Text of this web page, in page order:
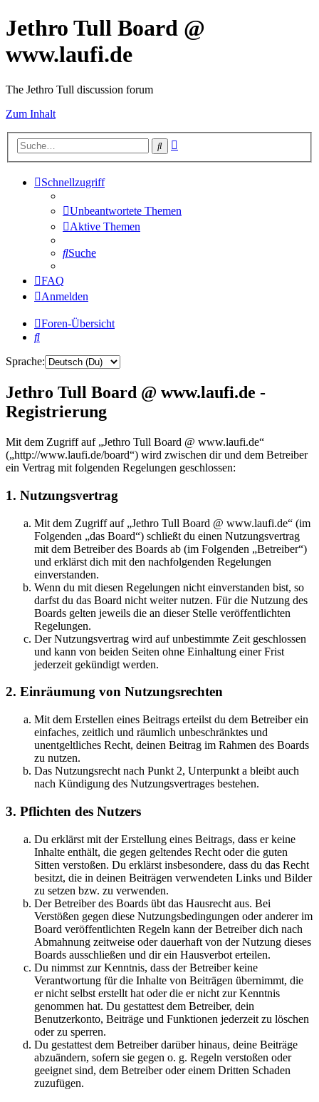
Jethro Tull Board @
www.laufi.de
The Jethro Tull discussion forum
Zum Inhalt
Suche
Schnellzugriff
Unbeantwortete Themen
Aktive Themen
Suche
FAQ
Anmelden
Foren-Übersicht
Suche
Sprache:
Jethro Tull Board @ www.laufi.de -
Registrierung
Mit dem Zugriff auf „Jethro Tull Board @ www.laufi.de“
(„http://www.laufi.de/board“) wird zwischen dir und dem Betreiber
ein Vertrag mit folgenden Regelungen geschlossen:
1. Nutzungsvertrag
Mit dem Zugriff auf „Jethro Tull Board @ www.laufi.de“ (im
Folgenden „das Board“) schließt du einen Nutzungsvertrag
mit dem Betreiber des Boards ab (im Folgenden „Betreiber“)
und erklärst dich mit den nachfolgenden Regelungen
einverstanden.
Wenn du mit diesen Regelungen nicht einverstanden bist, so
darfst du das Board nicht weiter nutzen. Für die Nutzung des
Boards gelten jeweils die an dieser Stelle veröffentlichten
Regelungen.
Der Nutzungsvertrag wird auf unbestimmte Zeit geschlossen
und kann von beiden Seiten ohne Einhaltung einer Frist
jederzeit gekündigt werden.
2. Einräumung von Nutzungsrechten
Mit dem Erstellen eines Beitrags erteilst du dem Betreiber ein
einfaches, zeitlich und räumlich unbeschränktes und
unentgeltliches Recht, deinen Beitrag im Rahmen des Boards
zu nutzen.
Das Nutzungsrecht nach Punkt 2, Unterpunkt a bleibt auch
nach Kündigung des Nutzungsvertrages bestehen.
3. Pflichten des Nutzers
Du erklärst mit der Erstellung eines Beitrags, dass er keine
Inhalte enthält, die gegen geltendes Recht oder die guten
Sitten verstoßen. Du erklärst insbesondere, dass du das Recht
besitzt, die in deinen Beiträgen verwendeten Links und Bilder
zu setzen bzw. zu verwenden.
Der Betreiber des Boards übt das Hausrecht aus. Bei
Verstößen gegen diese Nutzungsbedingungen oder anderer im
Board veröffentlichten Regeln kann der Betreiber dich nach
Abmahnung zeitweise oder dauerhaft von der Nutzung dieses
Boards ausschließen und dir ein Hausverbot erteilen.
Du nimmst zur Kenntnis, dass der Betreiber keine
Verantwortung für die Inhalte von Beiträgen übernimmt, die
er nicht selbst erstellt hat oder die er nicht zur Kenntnis
genommen hat. Du gestattest dem Betreiber, dein
Benutzerkonto, Beiträge und Funktionen jederzeit zu löschen
oder zu sperren.
Du gestattest dem Betreiber darüber hinaus, deine Beiträge
abzuändern, sofern sie gegen o. g. Regeln verstoßen oder
geeignet sind, dem Betreiber oder einem Dritten Schaden
zuzufügen.